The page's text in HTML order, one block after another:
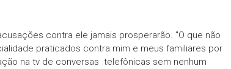
contra ele jamais prosperarão. "O que não
praticados contra mim e meus familiares por
na tv de conversas telefônicas sem nenhum